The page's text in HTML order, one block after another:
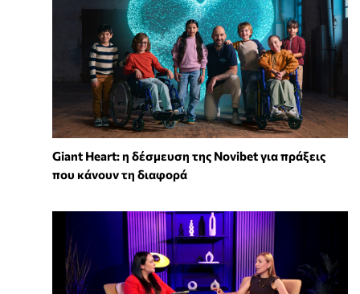
Giant Heart: η δέσμευση της Novibet για πράξεις
που κάνουν τη διαφορά